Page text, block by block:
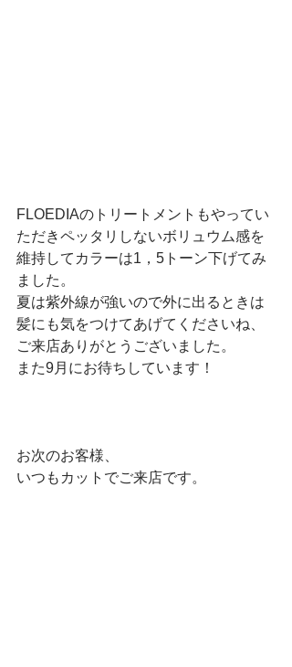
FLOEDIAのトリートメントもやってい
ただきペッタリしないボリュウム感を
維持してカラーは1，5トーン下げてみ
ました。
夏は紫外線が強いので外に出るときは
髪にも気をつけてあげてくださいね、
ご来店ありがとうございました。
また9月にお待ちしています！
お次のお客様、
いつもカットでご来店です。